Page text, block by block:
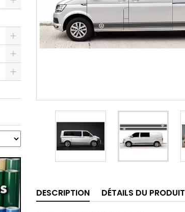
DESCRIPTION DÉTAILS DU PRODUIT